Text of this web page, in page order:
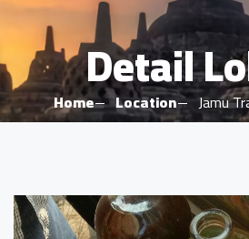
Detail
Home Location Jamu